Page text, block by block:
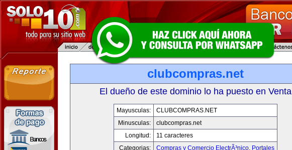
clubcompras.net
El dueño de este dominio lo ha puesto en Venta
Mayusculas:
CLUBCOMPRAS.NET
Minusculas:
clubcompras.net
Longitud:
11 caracteres
Categorias:
Compras y Comercio ElectrÃ³nico, Portales